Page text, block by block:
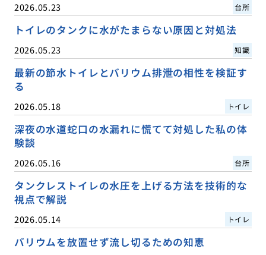
2026.05.23 台所
トイレのタンクに水がたまらない原因と対処法
2026.05.23 知識
最新の節水トイレとバリウム排泄の相性を検証す
る
2026.05.18 トイレ
深夜の水道蛇口の水漏れに慌てて対処した私の体
験談
2026.05.16 台所
タンクレストイレの水圧を上げる方法を技術的な
視点で解説
2026.05.14 トイレ
バリウムを放置せず流し切るための知恵